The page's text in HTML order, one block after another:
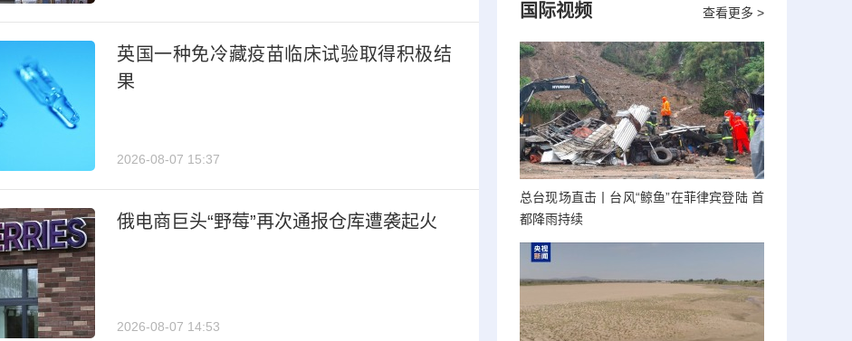
英国一种免冷藏疫苗临床试验取得积极结
果
2026-08-07 15:37
俄电商巨头“野莓”再次通报仓库遭袭起火
2026-08-07 14:53
查看更多 >
国际视频
总台现场直击丨台风“鲸鱼”在菲律宾登陆 首
都降雨持续